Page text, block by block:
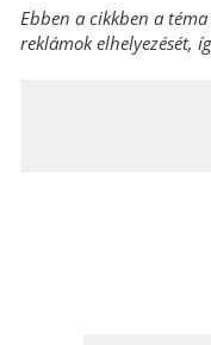
Ebben a cikkben a
reklámok elhelyezését,